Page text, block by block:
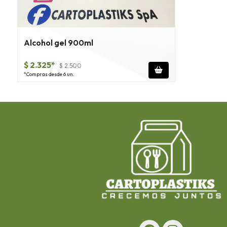
Alcohol gel 900ml
$ 2.325* $ 2.500
*Compras desde 6 un.